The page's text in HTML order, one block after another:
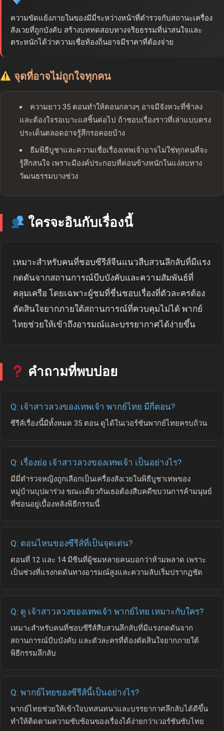
ความขัดแย้งภายในของมีมี่ระหว่างหน้าที่ตำรวจกับสถานะเครื่อง
สังเวยที่ถูกบังคับ สร้างบททดสอบทางจริยธรรมที่น่าสนใจและ
ตระหนักได้ว่าความเชื่อท้องถิ่นอาจมีราคาที่ต้องจ่าย
จุดที่อาจไม่ถูกใจทุกคน
ความยาว 35 ตอนทำให้ตอนกลางๆ อาจมีจังหวะที่ช้าลง
และต้องใจรอเบาะแสชิ้นต่อไป ถ้าชอบเรื่องราวที่เล่าแบบตรง
ประเด็นตลอดอาจรู้สึกรอคอยบ้าง
ธีมพิธีบูชาและความเชื่อเรื่องเทพเจ้าอาจไม่ใช่ทุกคนที่จะ
รู้สึกสนใจ เพราะมีองค์ประกอบที่ค่อนข้างหนักในแง่ลบทาง
วัฒนธรรมบางช่วง
ใครจะอินกับเรื่องนี้
เหมาะสำหรับคนที่ชอบซีรีส์จีนแนวสืบสวนลึกลับที่มีแรง
กดดันจากสถานการณ์บีบบังคับและความสัมพันธ์ที่
คลุมเครือ โดยเฉพาะผู้ชมที่ชื่นชอบเรื่องที่ตัวละครต้อง
ตัดสินใจยากภายใต้สถานการณ์ที่ควบคุมไม่ได้ พากย์
ไทยช่วยให้เข้าถึงอารมณ์และบรรยากาศได้ง่ายขึ้น
คำถามที่พบบ่อย
Q: เจ้าสาวลวงของเทพเจ้า พากย์ไทย มีกี่ตอน?
ซีรีส์เรื่องนี้มีทั้งหมด 35 ตอน ดูได้ในเวอร์ชันพากย์ไทยครบถ้วน
Q: เรื่องย่อ เจ้าสาวลวงของเทพเจ้า เป็นอย่างไร?
มีมี่ตำรวจหญิงถูกเลือกเป็นเครื่องสังเวยในพิธีบูชาเทพของ
หมู่บ้านบุปผาร่วง ขณะเดียวกันเธอต้องสืบคดีขบวนการค้ามนุษย์
ที่ซ่อนอยู่เบื้องหลังพิธีกรรมนี้
Q: ตอนไหนของซีรีส์ที่เป็นจุดเด่น?
ตอนที่ 12 และ 14 มีซีนที่ผู้ชมหลายคนบอกว่าห้ามพลาด เพราะ
เป็นช่วงที่แรงกดดันทางอารมณ์สูงและความลับเริ่มปรากฏชัด
Q: ดู เจ้าสาวลวงของเทพเจ้า พากย์ไทย เหมาะกับใคร?
เหมาะสำหรับคนที่ชอบซีรีส์สืบสวนลึกลับที่มีแรงกดดันจาก
สถานการณ์บีบบังคับ และตัวละครที่ต้องตัดสินใจยากภายใต้
พิธีกรรมลึกลับ
Q: พากย์ไทยของซีรีส์นี้เป็นอย่างไร?
พากย์ไทยช่วยให้เข้าใจบทสนทนาและบรรยากาศลึกลับได้ดีขึ้น
ทำให้ติดตามความซับซ้อนของเรื่องได้ง่ายกว่าเวอร์ชันซับไทย